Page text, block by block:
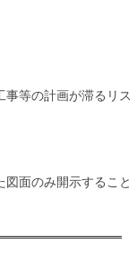
等の計画が滞るリス
面のみ開示すること